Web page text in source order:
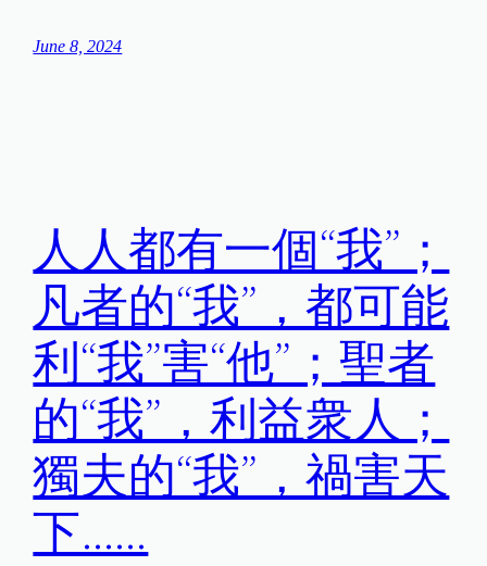
June 8, 2024
人人都有一個“我”；
凡者的“我”，都可能
利“我”害“他”；聖者
的“我”，利益衆人；
獨夫的“我”，禍害天
下……